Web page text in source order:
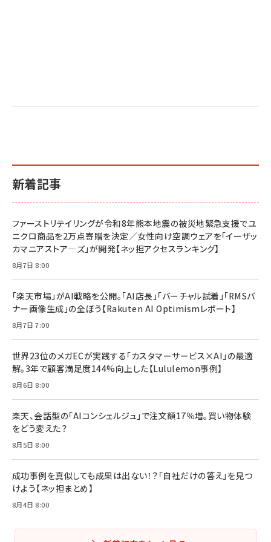
新着記事
ファーストリテイリングが令和8年熊本地震の被災地緊急支援でユ
ニクロ商品を2万点寄贈を決定／女性向け空調ウェアを「イーザッ
カマニアストア―ズ」が開発【ネッ担アクセスランキング】
8月7日 8:00
「楽天市場」がAI戦略を公開。「AI店長」「バーチャル試着」「RMSバ
ナー画像生成」の全ぼう【Rakuten AI Optimismレポート】
8月7日 7:00
世界23位のメガECが実践する「カスタマーサービス×AI」の最適
解。3年で顧客満足度144%向上した【Lululemon事例】
8月6日 8:00
楽天、会話型の「AIコンシェルジュ」で注文額17％増。買い物体験
をどう変えた？
8月5日 8:00
成功事例を真似しても成果は出ない！？「自社だけの答え」を見つ
けよう【ネッ担まとめ】
8月4日 8:00